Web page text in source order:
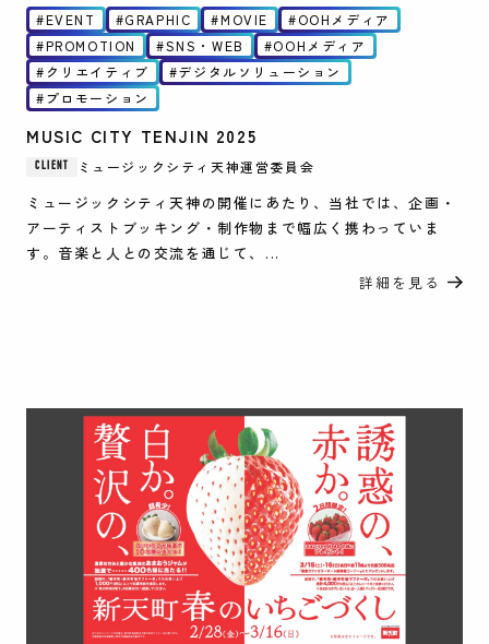
EVENT GRAPHIC MOVIE
OOHメディア
PROMOTION
SNS・WEB
OOHメディア
クリエイティブ
デジタルソリューション
プロモーション
MUSIC CITY TENJIN 2025
CLIENT ミュージックシティ天神運営委員会
ミュージックシティ天神の開催にあたり、当社では、企画・
アーティストブッキング・制作物まで幅広く携わっていま
す。音楽と人との交流を通じて、...
詳細を見る